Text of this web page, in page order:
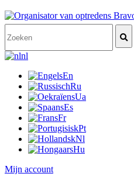
nl
En
Ru
Ua
Es
Fr
Pt
Nl
Hu
Mijn account